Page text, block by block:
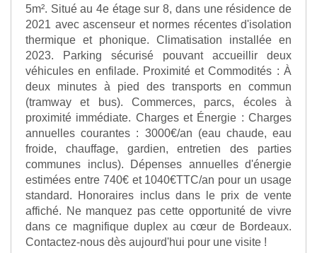
5m². Situé au 4e étage sur 8, dans une résidence de
2021 avec ascenseur et normes récentes d'isolation
thermique et phonique. Climatisation installée en
2023. Parking sécurisé pouvant accueillir deux
véhicules en enfilade. Proximité et Commodités : À
deux minutes à pied des transports en commun
(tramway et bus). Commerces, parcs, écoles à
proximité immédiate. Charges et Énergie : Charges
annuelles courantes : 3000€/an (eau chaude, eau
froide, chauffage, gardien, entretien des parties
communes inclus). Dépenses annuelles d'énergie
estimées entre 740€ et 1040€TTC/an pour un usage
standard. Honoraires inclus dans le prix de vente
affiché. Ne manquez pas cette opportunité de vivre
dans ce magnifique duplex au cœur de Bordeaux.
Contactez-nous dès aujourd'hui pour une visite !